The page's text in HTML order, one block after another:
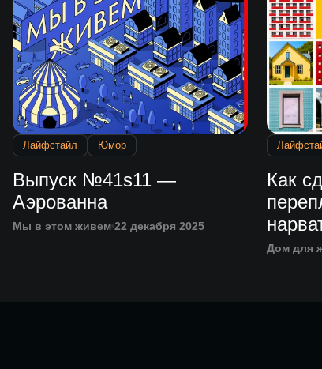
Лайфстайл Юмор
Выпуск №41s11 —
Аэрованна
Мы в этом живем 22 декабря 2025
Как
Дом для